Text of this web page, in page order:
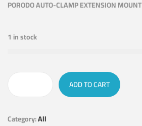
PORODO AUTO-CLAMP EXTENSION MOUNT
1 in stock
ADD TO CART
Category:All